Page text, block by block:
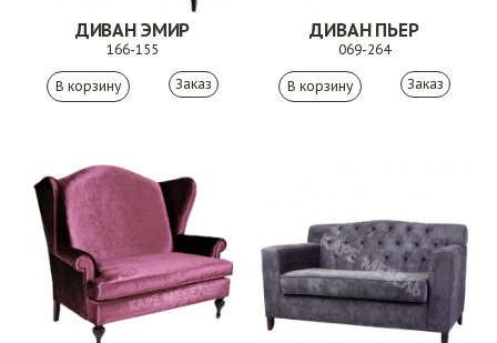
ДИВАН ЭМИР
166-155
Заказ
ДИВАН ПЬЕР
069-264
Заказ